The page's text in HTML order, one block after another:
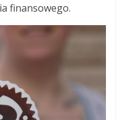
finansowego.